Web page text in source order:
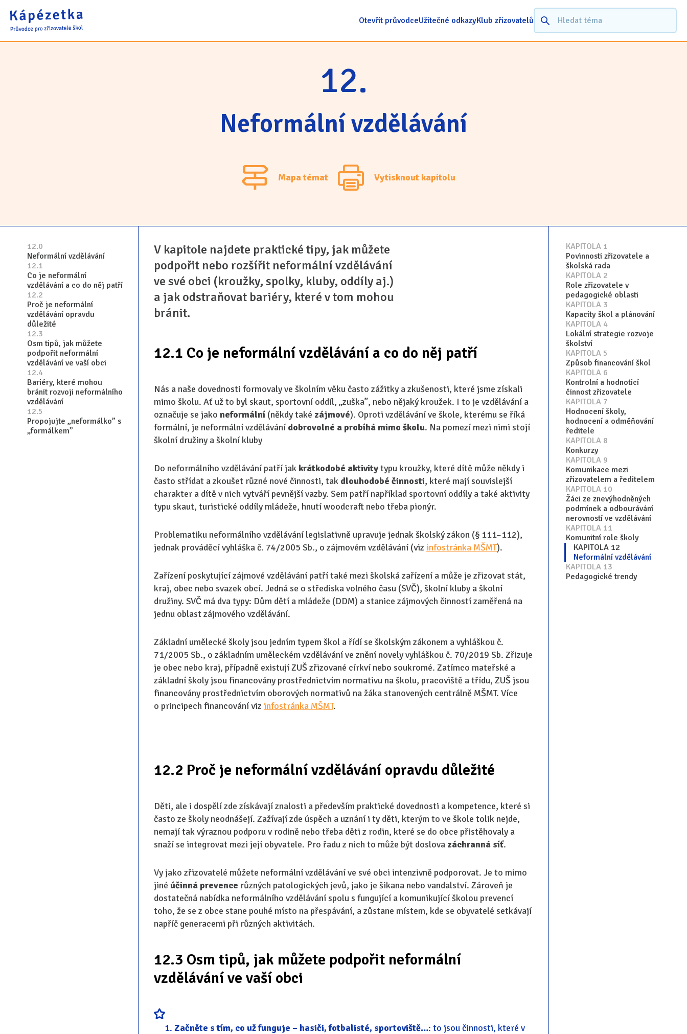
Otevřít průvodceUžitečné odkazyKlub zřizovatelů
12.
Neformální vzdělávání
Mapa témat Vytisknout kapitolu
12.0
Neformální vzdělávání
12.1
Co je neformální
vzdělávání a co do něj patří
12.2
Proč je neformální
vzdělávání opravdu
důležité
12.3
Osm tipů, jak můžete
podpořit neformální
vzdělávání ve vaší obci
12.4
Bariéry, které mohou
bránit rozvoji neformálního
vzdělávání
12.5
Propojujte „neformálko” s
„formálkem”
V kapitole najdete praktické tipy, jak můžete
podpořit nebo rozšířit neformální vzdělávání
ve své obci (kroužky, spolky, kluby, oddíly aj.)
a jak odstraňovat bariéry, které v tom mohou
bránit.
12.1 Co je neformální vzdělávání a co do něj patří
Nás a naše dovednosti formovaly ve školním věku často zážitky a zkušenosti, které jsme získali
mimo školu. Ať už to byl skaut, sportovní oddíl, „zuška”, nebo nějaký kroužek. I to je vzdělávání a
označuje se jako neformální (někdy také zájmové). Oproti vzdělávání ve škole, kterému se říká
formální, je neformální vzdělávání dobrovolné a probíhá mimo školu. Na pomezí mezi nimi stojí
školní družiny a školní kluby
Do neformálního vzdělávání patří jak krátkodobé aktivitytypu kroužky, které dítě může někdy i
často střídat a zkoušet různé nové činnosti, tak dlouhodobé činnosti, které mají souvislejší
charakter a dítě v nich vytváří pevnější vazby. Sem patří například sportovní oddíly a také aktivity
typu skaut, turistické oddíly mládeže, hnutí woodcraft nebo třeba pionýr.
Problematiku neformálního vzdělávání legislativně upravuje jednak školský zákon (§ 111–112),
jednak prováděcí vyhláška č. 74/2005 Sb., o zájmovém vzdělávání (viz infostránka MŠMT).
Zařízení poskytující zájmové vzdělávání patří také mezi školská zařízení a může je zřizovat stát,
kraj, obec nebo svazek obcí. Jedná se o střediska volného času (SVČ), školní kluby a školní
družiny. SVČ má dva typy: Dům dětí a mládeže (DDM) a stanice zájmových činností zaměřená na
jednu oblast zájmového vzdělávání.
Základní umělecké školy jsou jedním typem škol a řídí se školským zákonem a vyhláškou č.
71/2005 Sb., o základním uměleckém vzdělávání ve znění novely vyhláškou č. 70/2019 Sb. Zřizuje
je obec nebo kraj, případně existují ZUŠ zřizované církví nebo soukromé. Zatímco mateřské a
základní školy jsou financovány prostřednictvím normativu na školu, pracoviště a třídu, ZUŠ jsou
financovány prostřednictvím oborových normativů na žáka stanovených centrálně MŠMT. Více
o principech financování viz infostránka MŠMT.
12.2 Proč je neformální vzdělávání opravdu důležité
Děti, ale i dospělí zde získávají znalosti a především praktické dovednosti a kompetence, které si
často ze školy neodnášejí. Zažívají zde úspěch a uznání i ty děti, kterým to ve škole tolik nejde,
nemají tak výraznou podporu v rodině nebo třeba děti z rodin, které se do obce přistěhovaly a
snaží se integrovat mezi její obyvatele. Pro řadu z nich to může být doslova záchranná síť.
Vy jako zřizovatelé můžete neformální vzdělávání ve své obci intenzivně podporovat. Je to mimo
jiné účinná prevence různých patologických jevů, jako je šikana nebo vandalství. Zároveň je
dostatečná nabídka neformálního vzdělávání spolu s fungující a komunikující školou prevencí
toho, že se z obce stane pouhé místo na přespávání, a zůstane místem, kde se obyvatelé setkávají
napříč generacemi při různých aktivitách.
12.3 Osm tipů, jak můžete podpořit neformální
vzdělávání ve vaší obci
Začněte s tím, co už funguje – hasiči, fotbalisté, sportoviště…: to jsou činnosti, které v
KAPITOLA 1
Povinnosti zřizovatele a
školská rada
KAPITOLA 2
Role zřizovatele v
pedagogické oblasti
KAPITOLA 3
Kapacity škol a plánování
KAPITOLA 4
Lokální strategie rozvoje
školství
KAPITOLA 5
Způsob financování škol
KAPITOLA 6
Kontrolní a hodnoticí
činnost zřizovatele
KAPITOLA 7
Hodnocení školy,
hodnocení a odměňování
ředitele
KAPITOLA 8
Konkurzy
KAPITOLA 9
Komunikace mezi
zřizovatelem a ředitelem
KAPITOLA 10
Žáci ze znevýhodněných
podmínek a odbourávání
nerovností ve vzdělávání
KAPITOLA 11
Komunitní role školy
KAPITOLA 12
Neformální vzdělávání
KAPITOLA 13
Pedagogické trendy